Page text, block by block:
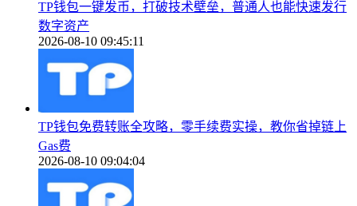
TP钱包一键发币，打破技术壁垒，普通人也能快速发行
数字资产
2026-08-10 09:45:11
TP钱包免费转账全攻略，零手续费实操，教你省掉链上
Gas费
2026-08-10 09:04:04